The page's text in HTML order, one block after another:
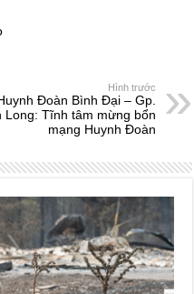
Hình trước
Đoàn Bình Đại – Gp.
Long: Tĩnh tâm mừng bổn
mạng Huynh Đoàn